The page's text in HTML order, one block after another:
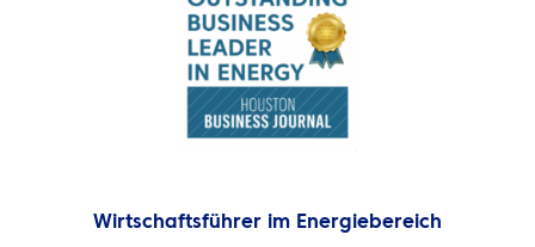
Wirtschaftsführer im Energiebereich